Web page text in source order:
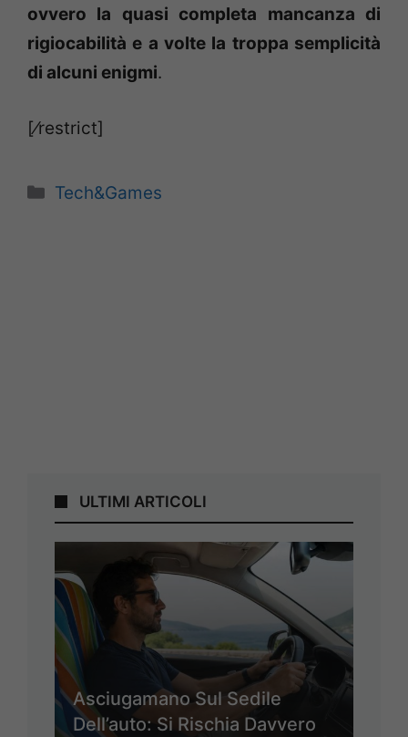
ovvero la quasi completa mancanza di
rigiocabilità e a volte la troppa semplicità
di alcuni enigmi.
[⁄restrict]
Categorie
Tech&Games
ULTIMI ARTICOLI
Asciugamano Sul Sedile
Dell’auto: Si Rischia Davvero